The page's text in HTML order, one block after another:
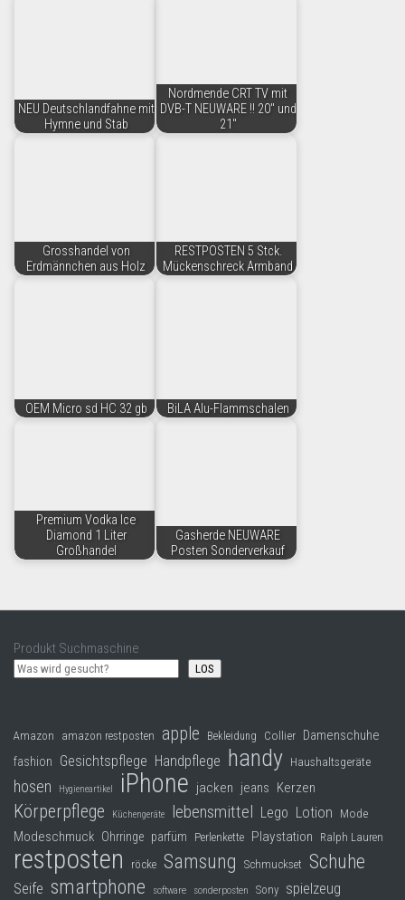
NEU Deutschlandfahne mit
Hymne und Stab
Nordmende CRT TV mit
DVB-T NEUWARE !! 20" und
21"
Grosshandel von
Erdmännchen aus Holz
RESTPOSTEN 5 Stck.
Mückenschreck Armband
OEM Micro sd HC 32 gb BiLA Alu-Flammschalen
Premium Vodka Ice
Diamond 1 Liter
Großhandel
Gasherde NEUWARE
Posten Sonderverkauf
Produkt Suchmaschine
LOS
Amazon amazon restposten apple Bekleidung Collier Damenschuhe
fashion Gesichtspflege Handpflege handy Haushaltsgeräte
hosen Hygieneartikel iPhone jacken jeans Kerzen
Körperpflege Küchengeräte lebensmittel Lego Lotion Mode
Modeschmuck Ohrringe parfüm Perlenkette Playstation Ralph Lauren
restposten röcke Samsung Schmuckset Schuhe
Seife smartphone software sonderposten Sony spielzeug